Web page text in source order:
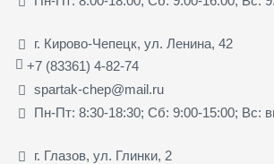
г. Кирово-Чепецк, ул. Ленина, 42
+7 (83361) 4-82-74
spartak-chep@mail.ru
Пн-Пт: 8:30-18:30; Сб: 9:00-15:00; Вс:
г. Глазов, ул. Глинки, 2